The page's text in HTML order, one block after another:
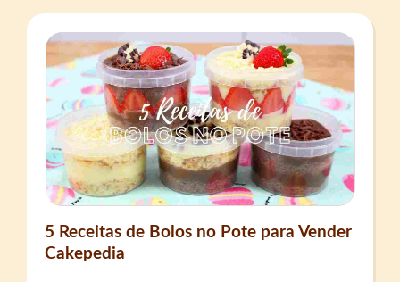
5 Receitas de Bolos no Pote para Vender
Cakepedia